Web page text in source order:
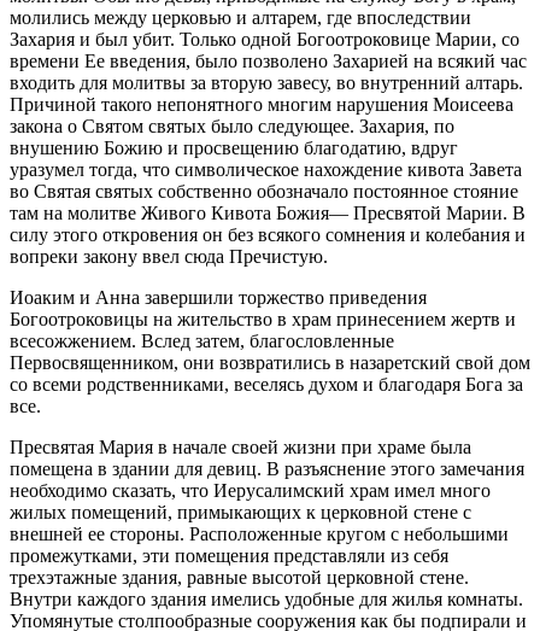
молились между церковью и алтарем, где впоследствии
Захария и был убит. Только одной Богоотроковице Марии, со
времени Ее введения, было позволено Захарией на всякий час
входить для молитвы за вторую завесу, во внутренний алтарь.
Причиной такоro непонятного многим нарушения Моисеева
закона о Святом святых было следующее. Захария, по
внушению Божию и просвещению благодатию, вдруг
уразумел тогда, что символическое нахождение кивота Завета
во Святая святых собственно обозначало постоянное стояние
там на молитве Живого Кивота Божия— Пресвятой Марии. В
силу этого откровения он без всякого сомнения и колебания и
вопреки закону ввел сюда Пречистую.
Иоаким и Анна завершили торжество приведения
Богоотроковицы на жительство в храм принесением жертв и
всесожжением. Вслед затем, благословленные
Первосвященником, они возвратились в назаретский свой дом
со всеми родственниками, веселясь духом и благодаря Бога за
все.
Пресвятая Мария в начале своей жизни при храме была
помещена в здании для девиц. В разъяснение этого замечания
необходимо сказать, что Иерусалимский храм имел много
жилых помещений, примыкающих к церковной стене с
внешней ее стороны. Расположенные кругом с небольшими
промежутками, эти помещения представляли из себя
трехэтажные здания, равные высотой церковной стене.
Внутри каждого здания имелись удобные для жилья комнаты.
Упомянутые столпообразные сооружения как бы подпирали и